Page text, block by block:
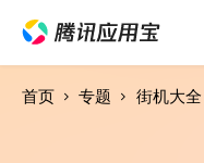
首页 专题 街机大全